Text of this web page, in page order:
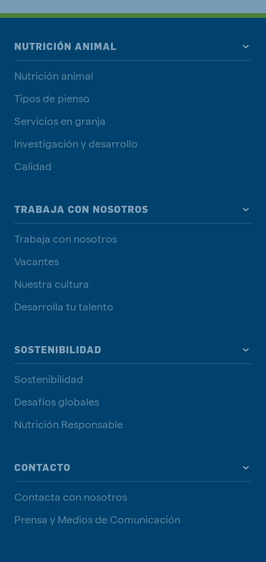
NUTRICIÓN ANIMAL
Nutrición animal
Tipos de pienso
Servicios en granja
Investigación y desarrollo
Calidad
TRABAJA CON NOSOTROS
Trabaja con nosotros
Vacantes
Nuestra cultura
Desarrolla tu talento
SOSTENIBILIDAD
Sostenibilidad
Desafíos globales
Nutrición Responsable
CONTACTO
Contacta con nosotros
Prensa y Medios de Comunicación